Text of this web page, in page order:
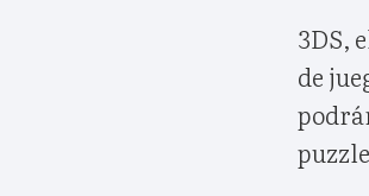
3DS,
de